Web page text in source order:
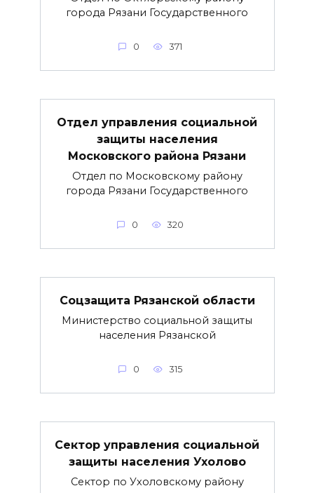
города Рязани Государственного
0 371
Отдел управления социальной
защиты населения
Московского района Рязани
Отдел по Московскому району
города Рязани Государственного
0 320
Соцзащита Рязанской области
Министерство социальной защиты
населения Рязанской
0 315
Сектор управления социальной
защиты населения Ухолово
Сектор по Ухоловскому району